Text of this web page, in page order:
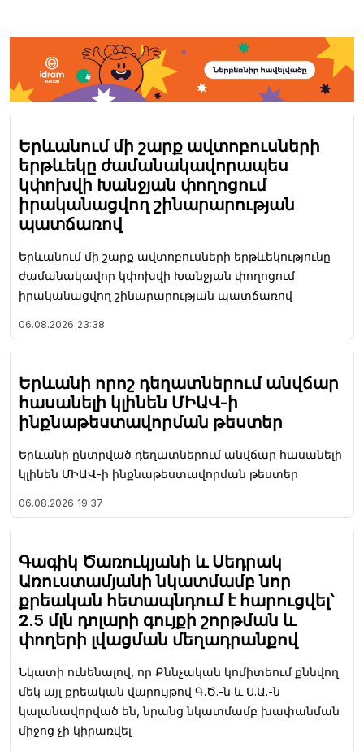
Երևանում մի շարք ավտոբուսների
երթևեկը ժամանակավորապես
կփոխվի Խանջյան փողոցում
իրականացվող շինարարության
պատճառով
Երևանում մի շարք ավտոբուսների երթևեկությունը
ժամանակավոր կփոխվի Խանջյան փողոցում
իրականացվող շինարարության պատճառով
06.08.2026 23:38
Երևանի որոշ դեղատներում անվճար
հասանելի կլինեն ՄԻԱՎ-ի
ինքնաթեստավորման թեստեր
Երևանի ընտրված դեղատներում անվճար հասանելի
կլինեն ՄԻԱՎ-ի ինքնաթեստավորման թեստեր
06.08.2026 19:37
Գագիկ Ծառուկյանի և Սեդրակ
Առուստամյանի նկատմամբ նոր
քրեական հետապնդում է հարուցվել՝
2.5 մլն դոլարի գույքի շորթման և
փողերի լվացման մեղադրանքով
Նկատի ունենալով, որ Քննչական կոմիտեում քննվող
մեկ այլ քրեական վարույթով Գ.Ծ.-ն և Ս.Ա.-ն
կալանավորված են, նրանց նկատմամբ խափանման
միջոց չի կիրառվել